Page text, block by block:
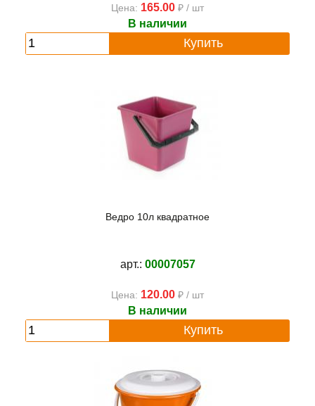
Цена: 165.00 ₽ / шт
В наличии
Купить
Ведро 10л квадратное
арт.: 00007057
Цена: 120.00 ₽ / шт
В наличии
Купить